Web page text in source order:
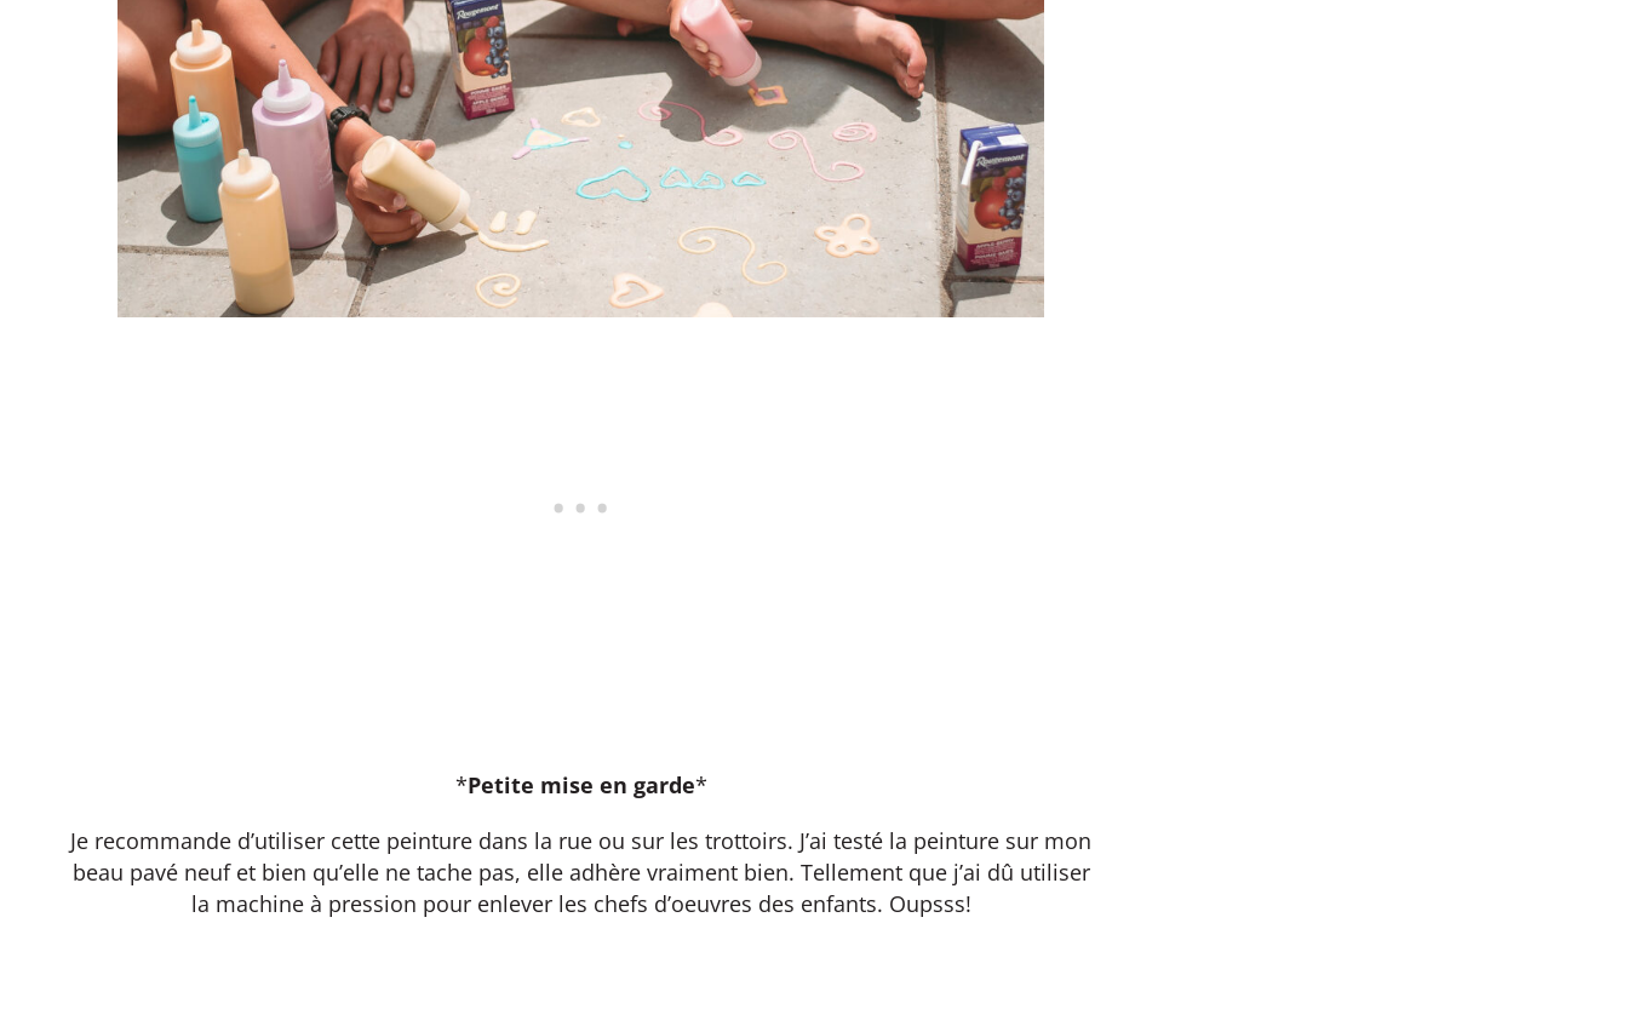
*Petite mise en garde*
Je recommande d’utiliser cette peinture dans la rue ou sur les trottoirs. J’ai testé la peinture sur mon
beau pavé neuf et bien qu’elle ne tache pas, elle adhère vraiment bien. Tellement que j’ai dû utiliser
la machine à pression pour enlever les chefs d’oeuvres des enfants. Oupsss!